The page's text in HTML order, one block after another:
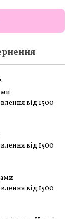
від 1500
від 1500
від 1500